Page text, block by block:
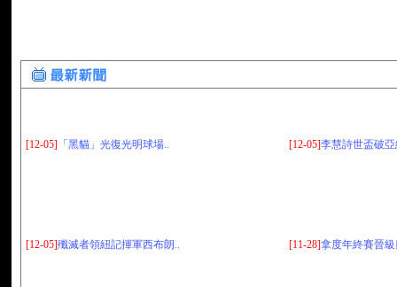
[12-05] 「黑貓」光復光明球場.. [12-05]李慧詩世盃破
[12-05]殲滅者領紐記揮軍西布朗.. [11-28]拿度年終賽晉級